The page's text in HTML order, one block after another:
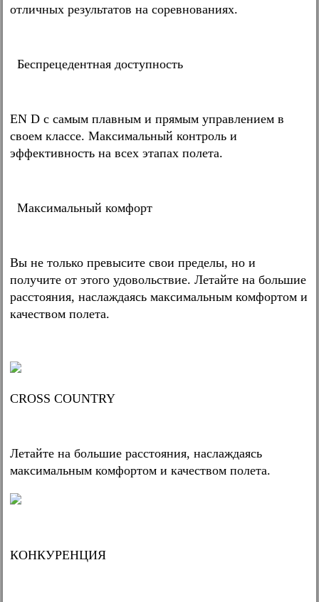
отличных результатов на соревнованиях.
Беспрецедентная доступность
EN D с самым плавным и прямым управлением в
своем классе. Максимальный контроль и
эффективность на всех этапах полета.
Максимальный комфорт
Вы не только превысите свои пределы, но и
получите от этого удовольствие. Летайте на большие
расстояния, наслаждаясь максимальным комфортом и
качеством полета.
CROSS COUNTRY
Летайте на большие расстояния, наслаждаясь
максимальным комфортом и качеством полета.
КОНКУРЕНЦИЯ